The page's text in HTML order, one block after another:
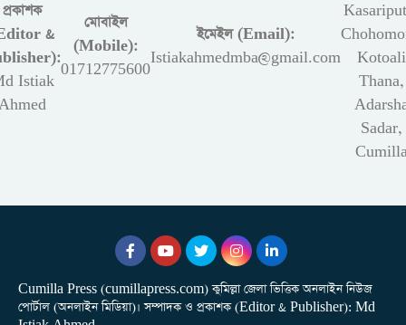
প্রকাশক
&
Istiak
মোবাইল
(Mobile):
01712775600
ইমেইল (Email):
Istiakahmedmba@gmail.com
Kotoali
Thana,
Sadar,
Cumilla Press (cumillapress.com) কুমিল্লা জেলা ভিত্তিক অনলাইন নিউজ
পোর্টাল (অনলাইন মিডিয়া)। সম্পাদক ও প্রকাশক (Editor & Publisher): Md